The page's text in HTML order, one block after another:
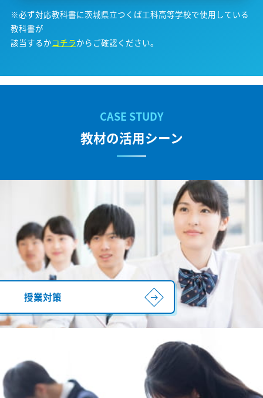
※必ず対応教科書に茨城県立つくば工科高等学校で使用している
教科書が
該当するかコチラからご確認ください。
教材の活用シーン
授業対策